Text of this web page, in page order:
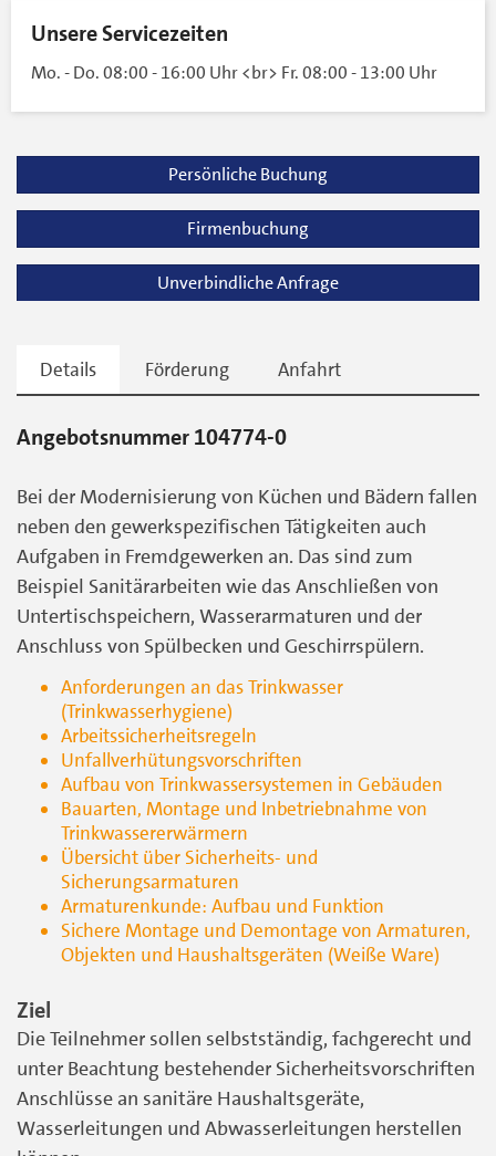
t
Unsere Servicezeiten
Mo. - Do. 08:00 - 16:00 Uhr <br> Fr. 08:00 - 13:00 Uhr
Persönliche Buchung
Firmenbuchung
Unverbindliche Anfrage
Details Förderung Anfahrt
Angebotsnummer 104774-0
Bei der Modernisierung von Küchen und Bädern fallen
neben den gewerkspezifischen Tätigkeiten auch
Aufgaben in Fremdgewerken an. Das sind zum
Beispiel Sanitärarbeiten wie das Anschließen von
Untertischspeichern, Wasserarmaturen und der
Anschluss von Spülbecken und Geschirrspülern.
Anforderungen an das Trinkwasser
(Trinkwasserhygiene)
Arbeitssicherheitsregeln
Unfallverhütungsvorschriften
Aufbau von Trinkwassersystemen in Gebäuden
Bauarten, Montage und Inbetriebnahme von
Trinkwassererwärmern
Übersicht über Sicherheits- und
Sicherungsarmaturen
Armaturenkunde: Aufbau und Funktion
Sichere Montage und Demontage von Armaturen,
Objekten und Haushaltsgeräten (Weiße Ware)
Ziel
Die Teilnehmer sollen selbstständig, fachgerecht und
unter Beachtung bestehender Sicherheitsvorschriften
Anschlüsse an sanitäre Haushaltsgeräte,
Wasserleitungen und Abwasserleitungen herstellen